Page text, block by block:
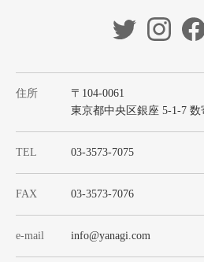
住所
〒104-0061
東京都中央区銀座 5-1-7 数
TEL 03-3573-7075
FAX 03-3573-7076
e-mail info@yanagi.com